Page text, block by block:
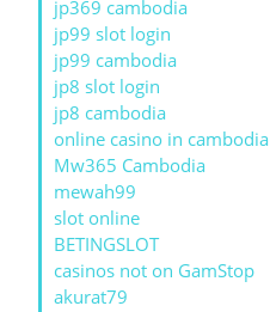
jp369 cambodia
jp99 slot login
jp99 cambodia
jp8 slot login
jp8 cambodia
online casino in cambodia
Mw365 Cambodia
mewah99
slot online
BETINGSLOT
casinos not on GamStop
akurat79